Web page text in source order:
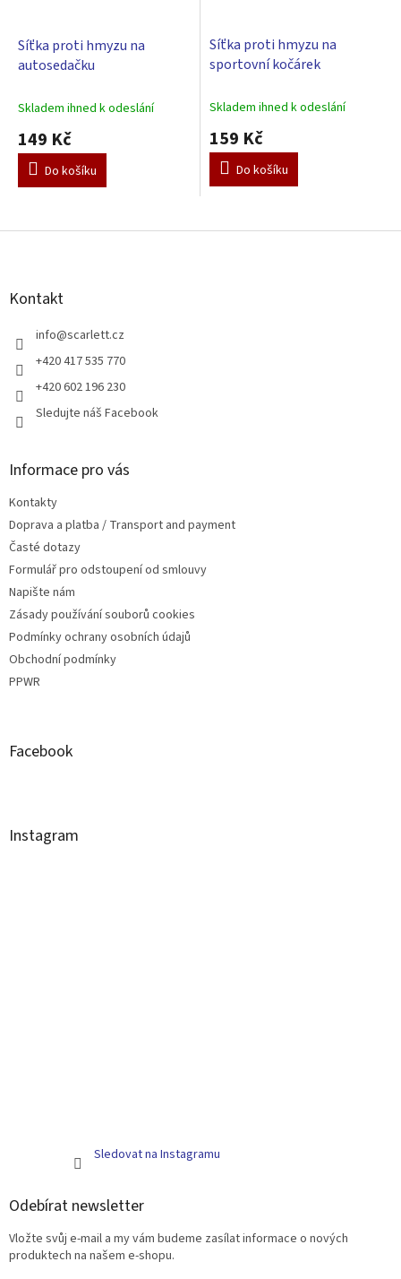
Síťka proti hmyzu na
autosedačku
Skladem ihned k odeslání
149 Kč
Do košíku
Síťka proti hmyzu na
sportovní kočárek
Skladem ihned k odeslání
159 Kč
Do košíku
Z
Kontakt
info@scarlett.cz
+420 417 535 770
+420 602 196 230
Sledujte náš Facebook
Informace pro vás
Kontakty
Doprava a platba / Transport and payment
Časté dotazy
Formulář pro odstoupení od smlouvy
Napište nám
Zásady používání souborů cookies
Podmínky ochrany osobních údajů
Obchodní podmínky
PPWR
Facebook
Instagram
Sledovat na Instagramu
Odebírat newsletter
Vložte svůj e-mail a my vám budeme zasílat informace o nových
produktech na našem e-shopu.